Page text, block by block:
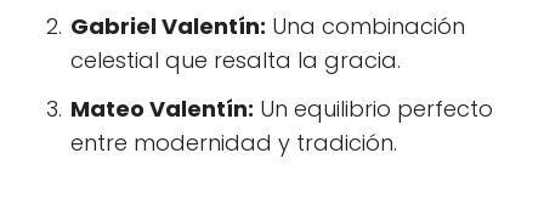
Gabriel Valentín: Una combinación
celestial que resalta la gracia.
Mateo Valentín: Un equilibrio perfecto
entre modernidad y tradición.